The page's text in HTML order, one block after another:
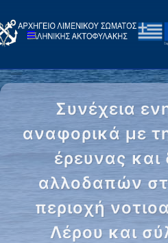
Συνέχεια
αναφορικά με
έρευνας
αλλοδαπών
περιοχή
Λέρου και